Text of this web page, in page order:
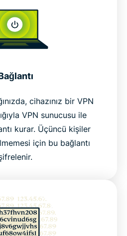
cihazınız bir VPN
VPN sunucusu ile
kurar. Üçüncü kişiler
için bu bağlantı